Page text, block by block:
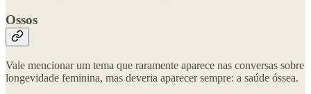
Ossos
Vale mencionar um tema que raramente aparece nas conversas sobre
longevidade feminina, mas deveria aparecer sempre: a saúde óssea.